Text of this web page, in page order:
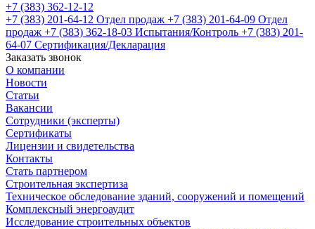
+7 (383) 362-12-12
+7 (383) 201-64-12 Отдел продаж +7 (383) 201-64-09 Отдел
продаж +7 (383) 362-18-03 Испытания/Контроль +7 (383) 201-
64-07 Сертификация/Декларация
Заказать звонок
О компании
Новости
Статьи
Вакансии
Сотрудники (эксперты)
Сертификаты
Лицензии и свидетельства
Контакты
Стать партнером
Строительная экспертиза
Техническое обследование зданий, сооружений и помещений
Комплексный энергоаудит
Исследование строительных объектов